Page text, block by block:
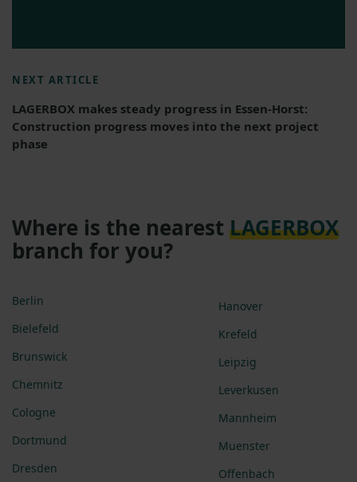
NEXT ARTICLE
LAGERBOX makes steady progress in Essen-Horst:
Construction progress moves into the next project
phase
Where is the nearest LAGERBOX
branch for you?
Berlin
Bielefeld
Brunswick
Chemnitz
Cologne
Dortmund
Dresden
Hanover
Krefeld
Leipzig
Leverkusen
Mannheim
Muenster
Offenbach